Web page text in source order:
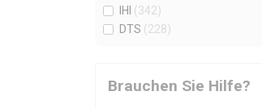
IHI (342)
DTS (228)
Turbo by Intec(30)
Brauchen Sie Hilfe?